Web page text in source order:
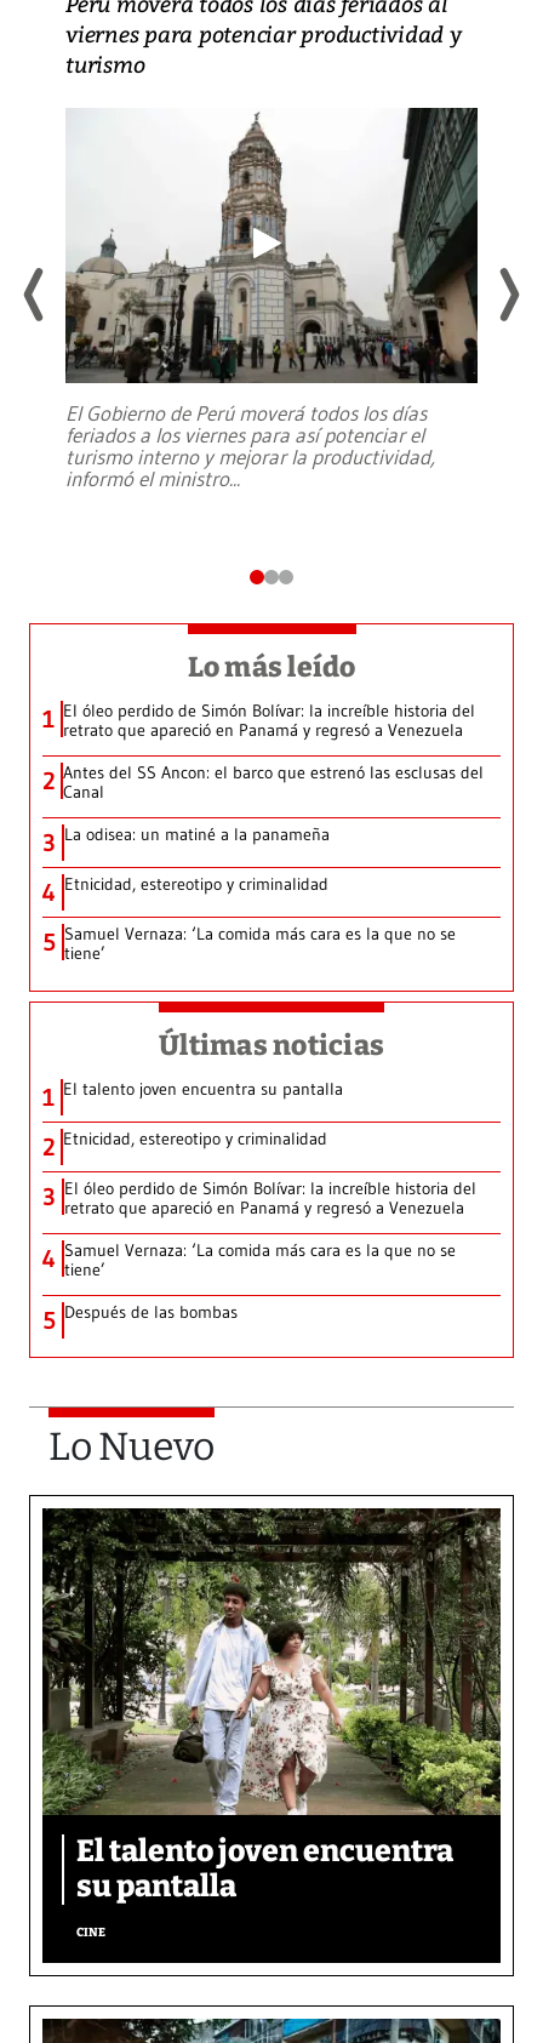
viernes para potenciar productividad y
turismo
El Gobierno de Perú moverá todos los días
feriados a los viernes para así potenciar el
turismo interno y mejorar la productividad,
informó el ministro...
Lo más leído
1 El óleo perdido de Simón Bolívar: la increíble historia del
retrato que apareció en Panamá y regresó a Venezuela
2 Antes del SS Ancon: el barco que estrenó las esclusas del
Canal
3 La odisea: un matiné a la panameña
4 Etnicidad, estereotipo y criminalidad
5 Samuel Vernaza: ‘La comida más cara es la que no se
tiene’
Últimas noticias
1 El talento joven encuentra su pantalla​
2 Etnicidad, estereotipo y criminalidad
3 El óleo perdido de Simón Bolívar: la increíble historia del
retrato que apareció en Panamá y regresó a Venezuela
4 Samuel Vernaza: ‘La comida más cara es la que no se
tiene’
5 Después de las bombas
Lo Nuevo
El talento joven encuentra
su pantalla​
CINE